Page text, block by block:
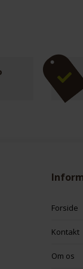
Forside
Kontakt
Om os